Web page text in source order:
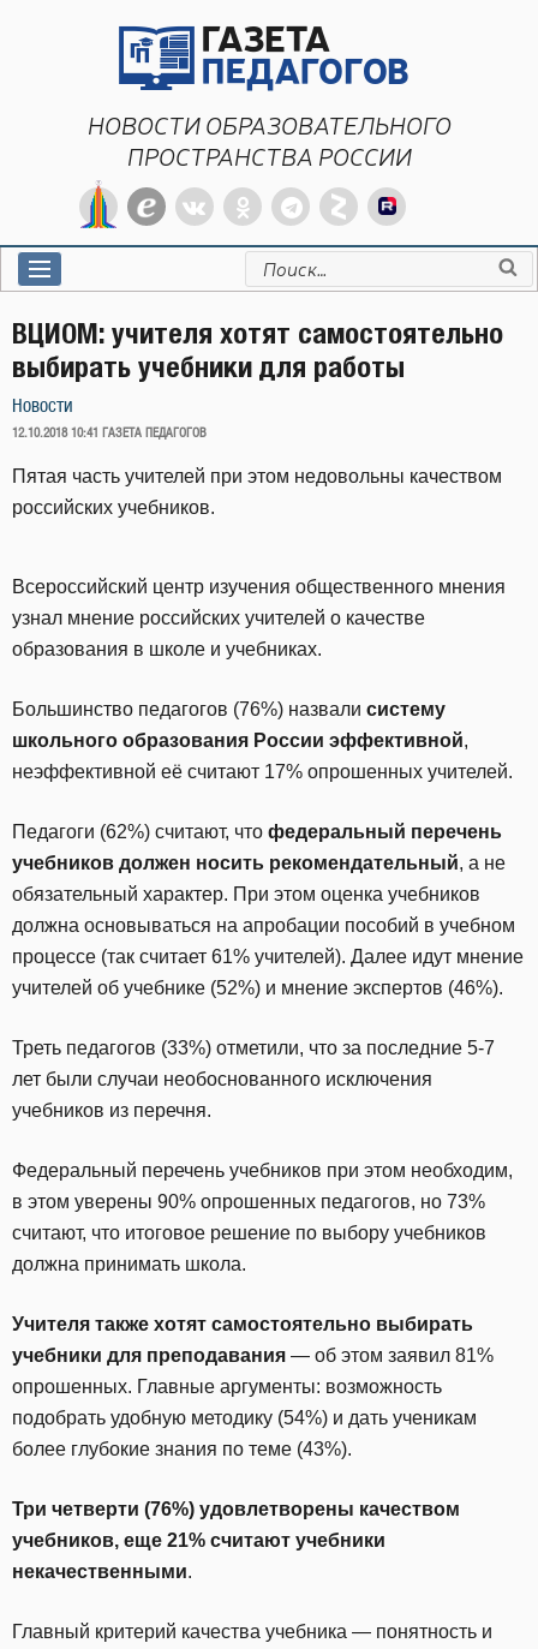
НОВОСТИ ОБРАЗОВАТЕЛЬНОГО
ПРОСТРАНСТВА РОССИИ
Искать:
ВЦИОМ: учителя хотят самостоятельно
выбирать учебники для работы
Новости
ОПУБЛИКОВАНО
12.10.2018 10:41 ГАЗЕТА ПЕДАГОГОВ
Пятая часть учителей при этом недовольны качеством
российских учебников.
Всероссийский центр изучения общественного мнения
узнал мнение российских учителей о качестве
образования в школе и учебниках.
Большинство педагогов (76%) назвали систему
школьного образования России эффективной,
неэффективной её считают 17% опрошенных учителей.
Педагоги (62%) считают, что федеральный перечень
учебников должен носить рекомендательный, а не
обязательный характер. При этом оценка учебников
должна основываться на апробации пособий в учебном
процессе (так считает 61% учителей). Далее идут мнение
учителей об учебнике (52%) и мнение экспертов (46%).
Треть педагогов (33%) отметили, что за последние 5-7
лет были случаи необоснованного исключения
учебников из перечня.
Федеральный перечень учебников при этом необходим,
в этом уверены 90% опрошенных педагогов, но 73%
считают, что итоговое решение по выбору учебников
должна принимать школа.
Учителя также хотят самостоятельно выбирать
учебники для преподавания — об этом заявил 81%
опрошенных. Главные аргументы: возможность
подобрать удобную методику (54%) и дать ученикам
более глубокие знания по теме (43%).
Три четверти (76%) удовлетворены качеством
учебников, еще 21% считают учебники
некачественными.
Главный критерий качества учебника — понятность и